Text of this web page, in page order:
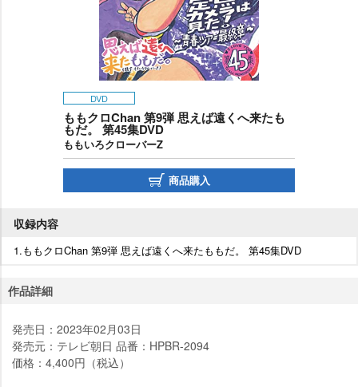
DVD
ももクロChan 第9弾 思えば遠くへ来たも
もだ。 第45集DVD
ももいろクローバーZ
商品購入
収録内容
1.ももクロChan 第9弾 思えば遠くへ来たももだ。 第45集DVD
作品詳細
発売日：2023年02月03日
発売元：テレビ朝日 品番：HPBR-2094
価格：4,400円（税込）